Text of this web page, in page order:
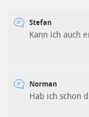
Stefan
Kann ich auch
Norman
Hab ich schon